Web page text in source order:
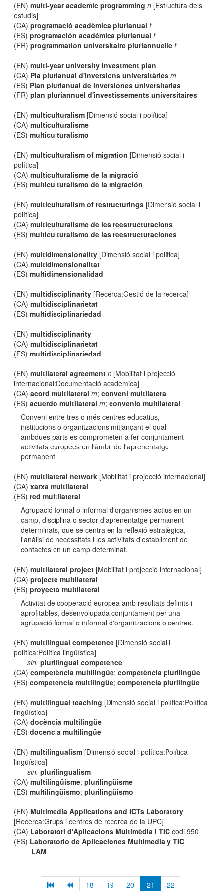
(EN)multi-year academic programming n [Estructura dels
estudis]
(CA)programació acadèmica plurianual f
(ES)programación académica plurianual f
(FR)programmation universitaire pluriannuelle f
(EN)multi-year university investment plan
(CA) Pla plurianual d'inversions universitàries m
(ES) Plan plurianual de inversiones universitarias
(FR)plan pluriannuel d'investissements universitaires
(EN)multiculturalism [Dimensió social i política]
(CA)multiculturalisme
(ES)multiculturalismo
(EN)multiculturalism of migration [Dimensió social i
política]
(CA)multiculturalisme de la migració
(ES)multiculturalismo de la migración
(EN)multiculturalism of restructurings [Dimensió social i
política]
(CA)multiculturalisme de les reestructuracions
(ES)multiculturalismo de las reestructuraciones
(EN)multidimensionality [Dimensió social i política]
(CA)multidimensionalitat
(ES)multidimensionalidad
(EN)multidisciplinarity [Recerca:Gestió de la recerca]
(CA)multidisciplinarietat
(ES)multidisciplinariedad
(EN)multidisciplinarity
(CA)multidisciplinarietat
(ES)multidisciplinariedad
(EN)multilateral agreement n [Mobilitat i projecció
internacional:Documentació acadèmica]
(CA)acord multilateral m;conveni multilateral
(ES)acuerdo multilateral m;convenio multilateral
Conveni entre tres o més centres educatius,
institucions o organitzacions mitjançant el qual
ambdues parts es comprometen a fer conjuntament
activitats europees en l'àmbit de l'aprenentatge
permanent.
(EN)multilateral network [Mobilitat i projecció internacional]
(CA)xarxa multilateral
(ES)red multilateral
Agrupació formal o informal d'organismes actius en un
camp, disciplina o sector d'aprenentatge permanent
determinats, que se centra en la reflexió estratègica,
l'anàlisi de necessitats i les activitats d'establiment de
contactes en un camp determinat.
(EN)multilateral project [Mobilitat i projecció internacional]
(CA)projecte multilateral
(ES)proyecto multilateral
Activitat de cooperació europea amb resultats definits i
aprofitables, desenvolupada conjuntament per una
agrupació formal o informal d'organitzacions o centres.
(EN)multilingual competence [Dimensió social i
política:Política lingüística]
sin. plurilingual competence
(CA)competència multilingüe;competència plurilingüe
(ES)competencia multilingüe;competencia plurilingüe
(EN)multilingual teaching [Dimensió social i política:Política
lingüística]
(CA)docència multilingüe
(ES)docencia multilingüe
(EN)multilingualism [Dimensió social i política:Política
lingüística]
sin. plurilingualism
(CA)multilingüisme;plurilingüisme
(ES)multilingüismo;plurilingüismo
(EN) Multimedia Applications and ICTs Laboratory
[Recerca:Grups i centres de recerca de la UPC]
(CA) Laboratori d'Aplicacions Multimèdia i TIC codi 950
(ES) Laboratorio de Aplicaciones Multimedia y TIC
LAM
18 19 20 21 22